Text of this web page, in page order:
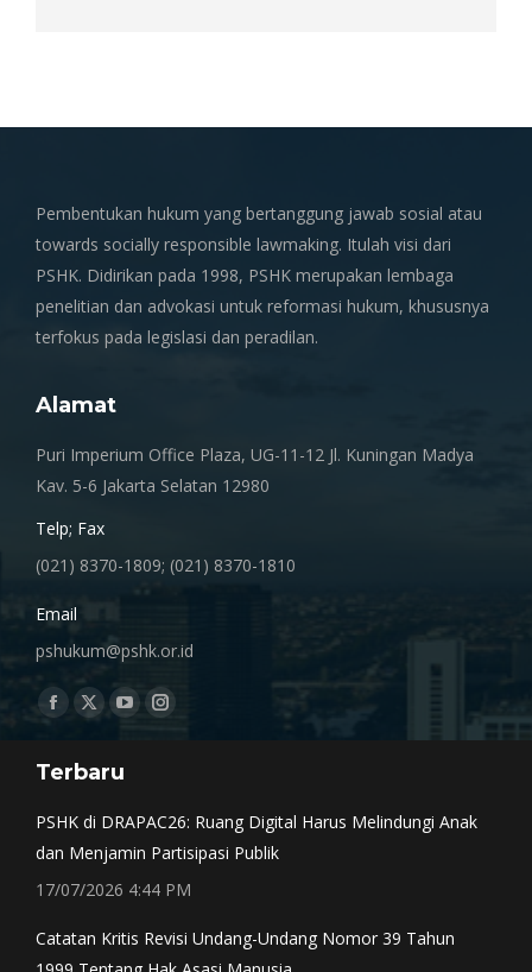
Pembentukan hukum yang bertanggung jawab sosial atau
towards socially responsible lawmaking. Itulah visi dari
PSHK. Didirikan pada 1998, PSHK merupakan lembaga
penelitian dan advokasi untuk reformasi hukum, khususnya
terfokus pada legislasi dan peradilan.
Alamat
Puri Imperium Office Plaza, UG-11-12 Jl. Kuningan Madya
Kav. 5-6 Jakarta Selatan 12980
Telp; Fax
(021) 8370-1809; (021) 8370-1810
Email
pshukum@pshk.or.id
Find us on:
Facebook
opens
window
X
opens
window
YouTube
opens
Instagram
window
Terbaru
PSHK di DRAPAC26: Ruang Digital Harus Melindungi Anak
dan Menjamin Partisipasi Publik
17/07/2026 4:44 PM
Catatan Kritis Revisi Undang-Undang Nomor 39 Tahun